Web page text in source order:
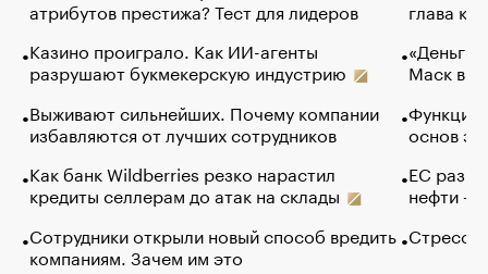
атрибутов престижа? Тест для лидеров
Казино проиграло. Как ИИ-агенты
разрушают букмекерскую индустрию
Выживают сильнейших. Почему компании
избавляются от лучших сотрудников
Как банк Wildberries резко нарастил
кредиты селлерам до атак на склады
Сотрудники открыли новый способ вредить
компаниям. Зачем им это
глава
«Деньги
Маск в
Функции
основ
ЕС
нефти —
Стресс